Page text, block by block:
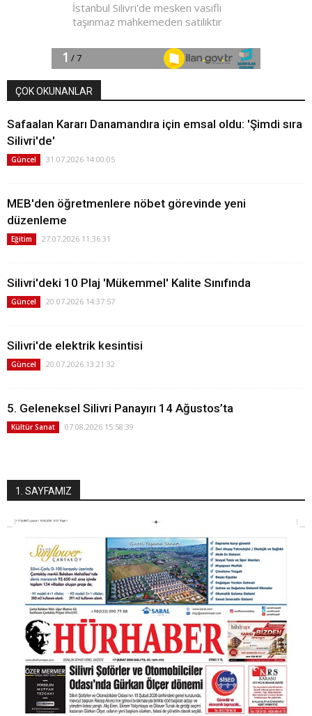
ÇOK OKUNANLAR
Safaalan Kararı Danamandıra için emsal oldu: 'Şimdi sıra
Silivri'de'
Güncel 31.07.2026 14:00:05
MEB'den öğretmenlere nöbet görevinde yeni
düzenleme
Eğitim 27.07.2026 11:36:31
Silivri'deki 10 Plaj 'Mükemmel' Kalite Sınıfında
Güncel 20.07.2026 14:37:57
Silivri'de elektrik kesintisi
Güncel 20.07.2026 13:21:32
5. Geleneksel Silivri Panayırı 14 Ağustos’ta
Kültür Sanat 07.08.2026 15:58:39
1. SAYFAMIZ